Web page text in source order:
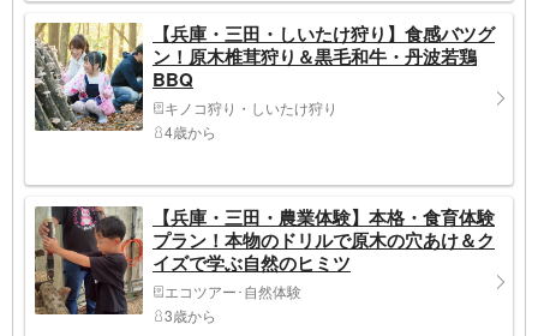
【兵庫・三田・しいたけ狩り】食感バツグ
ン！原木椎茸狩り＆黒毛和牛・丹波若鶏
BBQ
キノコ狩り・しいたけ狩り
4歳から
【兵庫・三田・農業体験】本格・食育体験
プラン！本物のドリルで原木の穴あけ＆ク
イズで学ぶ自然のヒミツ
エコツアー･自然体験
3歳から